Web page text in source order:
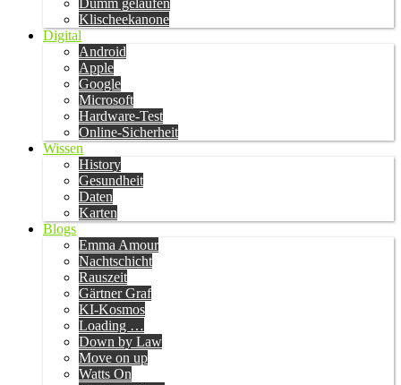
Dumm gelaufen
Klischeekanone
Digital
Android
Apple
Google
Microsoft
Hardware-Test
Online-Sicherheit
Wissen
History
Gesundheit
Daten
Karten
Blogs
Emma Amour
Nachtschicht
Rauszeit
Gärtner Graf
KI-Kosmos
Loading …
Down by Law
Move on up
Watts On